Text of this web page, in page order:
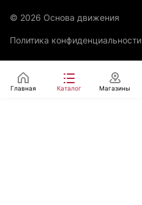
© 2026 Основа движения
Политика конфиденциальности
Главная Каталог Магазины